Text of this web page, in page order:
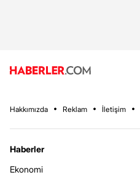
Hakkımızda Reklam İletişim
Haberler
Ekonomi